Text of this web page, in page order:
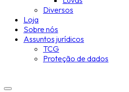
Diversos
Loja
Sobre nós
Assuntos jurídicos
TCG
Proteção de dados